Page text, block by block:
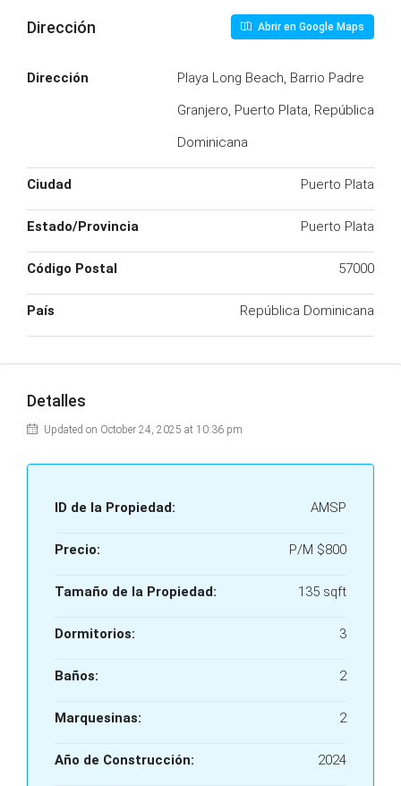
Dirección Abrir en Google Maps
Dirección
Playa Long Beach, Barrio Padre
Granjero, Puerto Plata, República
Dominicana
Ciudad Puerto Plata
Estado/Provincia Puerto Plata
Código Postal 57000
País República Dominicana
Detalles
Updated on October 24, 2025 at 10:36 pm
ID de la Propiedad: AMSP
Precio: P/M $800
Tamaño de la Propiedad: 135 sqft
Dormitorios: 3
Baños: 2
Marquesinas: 2
Año de Construcción: 2024